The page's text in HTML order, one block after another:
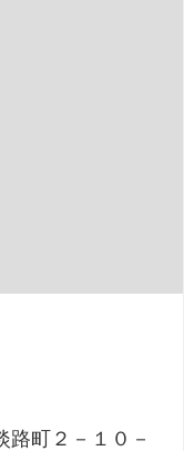
路町２－１０－